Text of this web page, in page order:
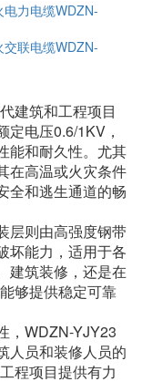
力电缆WDZN-
联电缆WDZN-
建筑和工程项目
电压0.6/1KV，
能和耐久性。尤其
在高温或火灾条件
全和逃生通道的畅
层则由高强度钢带
坏能力，适用于各
建筑装修，还是在
够提供稳定可靠
，WDZN-YJY23
人员和装修人员的
程项目提供有力